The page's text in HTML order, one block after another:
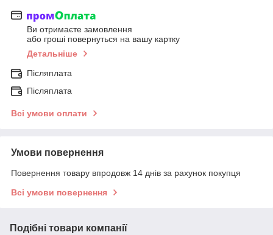
Ви отримаєте замовлення
або гроші повернуться на вашу картку
Детальніше
Післяплата
Післяплата
Всі умови оплати
Умови повернення
Повернення товару впродовж 14 днів за рахунок покупця
Всі умови повернення
Подібні товари компанії